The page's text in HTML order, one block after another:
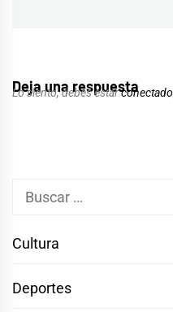
Deja una respuesta
Lo siento, debes estarconectado
Buscar:
Cultura
Deportes